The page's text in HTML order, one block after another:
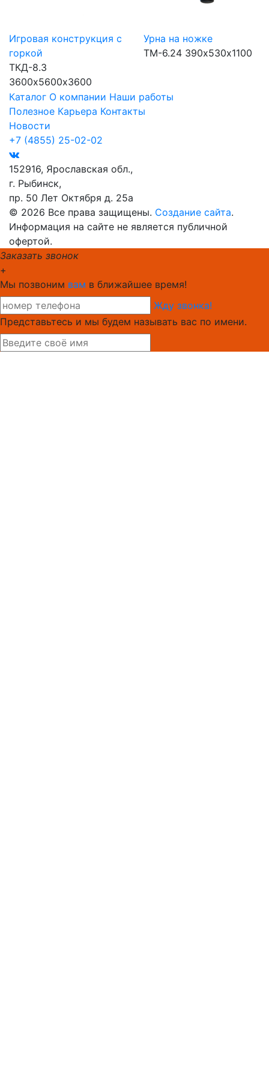
Игровая конструкция с
горкой
ТКД-8.3
3600х5600х3600
Урна на ножке
ТМ-6.24 390х530х1100
Каталог О компании Наши работы
Полезное Карьера Контакты
Новости
+7 (4855) 25-02-02
152916, Ярославская обл.,
г. Рыбинск,
пр. 50 Лет Октября д. 25а
© 2026 Все права защищены. Создание сайта.
Информация на сайте не является публичной
офертой.
Заказать звонок
+
Мы позвоним вам в ближайшее время!
Жду звонка!
Представьтесь и мы будем называть вас по имени.